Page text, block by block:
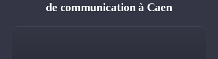
de communication à Caen